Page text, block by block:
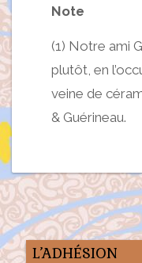
Note
(1) Notre ami
plutôt, en
veine de
& Guérineau.
L’ADHÉSION